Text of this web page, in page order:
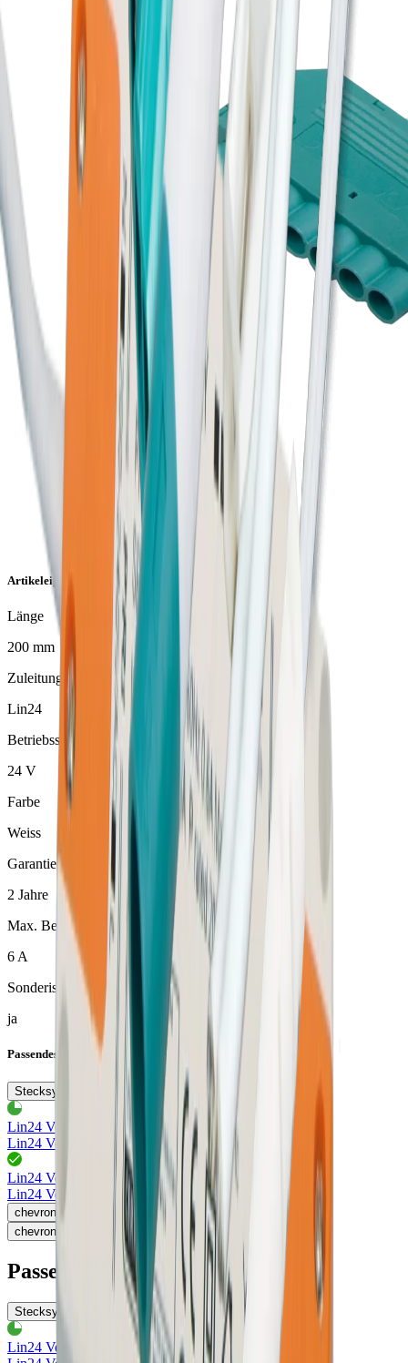
Artikeleigenschaften
Länge
200 mm
Zuleitung/Stecksystem
Lin24
Betriebsspannung
24 V
Farbe
Weiss
Garantie
2 Jahre
Max. Belastbarkeit
6 A
Sonderisoliert
ja
Passendes Zubehör
Stecksysteme
Lin24 Verlängerungsleitung
76.32741.11
Lin24 Verlängerungsleitung 2m grün, max. 6A/24V DC
Lin24 Verlängerungsleitung 76.32743.11
Lin24 Verlängerungsleitung 6m grün, max. 6A/24V DC
chevron_left
chevron_right
Passendes Zubehör
Stecksysteme
Lin24 Verlängerungsleitung 76.32741.11